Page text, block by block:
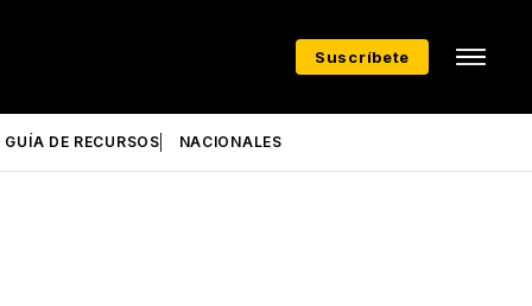
Suscríbete
GUÍA DE RECURSOS NACIONALES